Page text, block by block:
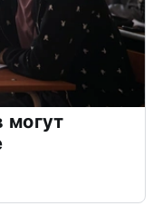
могут